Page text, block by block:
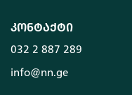
კონტაქტი
032 2 887 289
info@nn.ge